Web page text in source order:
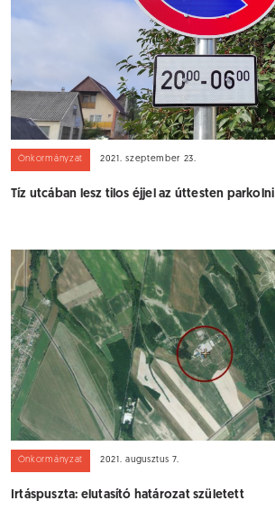
Önkormányzat 2021. szeptember 23.
Tíz utcában lesz tilos éjjel az úttesten parkolni
Önkormányzat 2021. augusztus 7.
Irtáspuszta: elutasító határozat született